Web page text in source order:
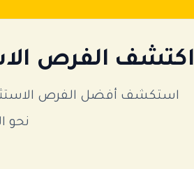
اكتشف الفرص
استكشف أفضل الفرص
نحو